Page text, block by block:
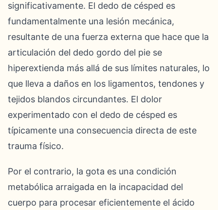
significativamente. El dedo de césped es
fundamentalmente una lesión mecánica,
resultante de una fuerza externa que hace que la
articulación del dedo gordo del pie se
hiperextienda más allá de sus límites naturales, lo
que lleva a daños en los ligamentos, tendones y
tejidos blandos circundantes. El dolor
experimentado con el dedo de césped es
típicamente una consecuencia directa de este
trauma físico.
Por el contrario, la gota es una condición
metabólica arraigada en la incapacidad del
cuerpo para procesar eficientemente el ácido